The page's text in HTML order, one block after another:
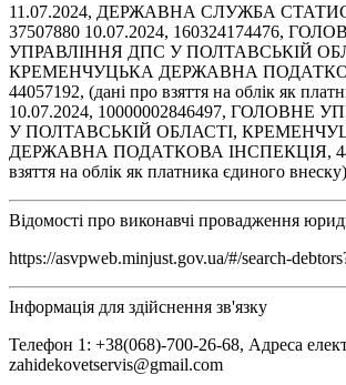
11.07.2024, ДЕРЖАВНА СЛУЖБА
37507880 10.07.2024, 160324174476,
УПРАВЛІННЯ ДПС У ПОЛТАВСЬКІЙ
КРЕМЕНЧУЦЬКА ДЕРЖАВНА
44057192, (дані про взяття на облік як
10.07.2024, 10000002846497, ГОЛОВНЕ
У ПОЛТАВСЬКІЙ ОБЛАСТІ,
ДЕРЖАВНА ПОДАТКОВА ІНСПЕКЦІЯ,
взяття на облік як платника єдиного внеску)
Відомості про виконавчі провадження
https://asvpweb.minjust.gov.ua/#/search-
Інформація для здійснення зв'язку
Телефон 1: +38(068)-700-26-68, Адреса
zahidekovetservis@gmail.com